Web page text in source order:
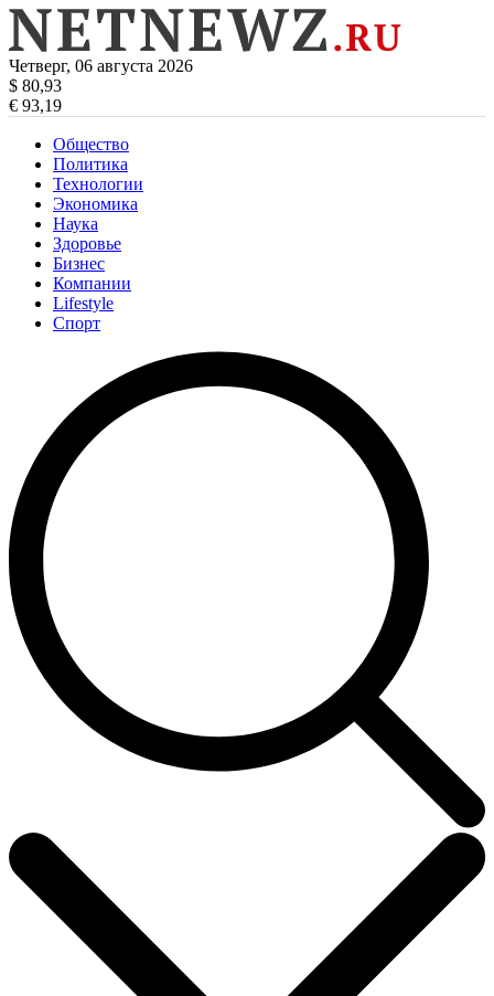
Четверг, 06 августа 2026
$ 80,93
€ 93,19
Общество
Политика
Технологии
Экономика
Наука
Здоровье
Бизнес
Компании
Lifestyle
Спорт